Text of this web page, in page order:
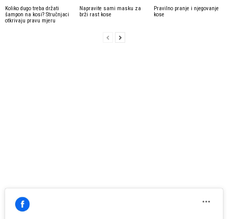
Koliko dugo treba držati
šampon na kosi? Stručnjaci
otkrivaju pravu mjeru
Napravite sami masku za
brži rast kose
Pravilno pranje i njegovanje
kose